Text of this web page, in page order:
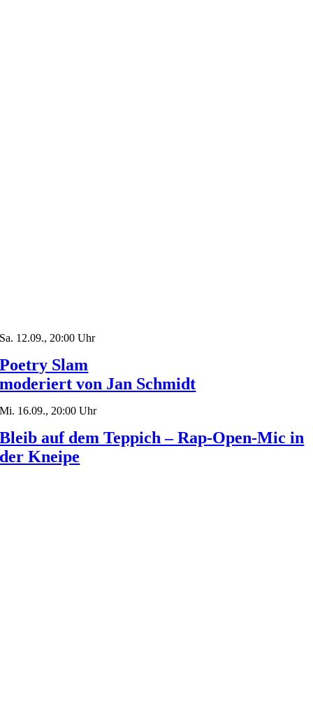
Sa. 12.09., 20:00 Uhr
Poetry Slam
moderiert von Jan Schmidt
Mi. 16.09., 20:00 Uhr
Bleib auf dem Teppich – Rap-Open-Mic in
der Kneipe